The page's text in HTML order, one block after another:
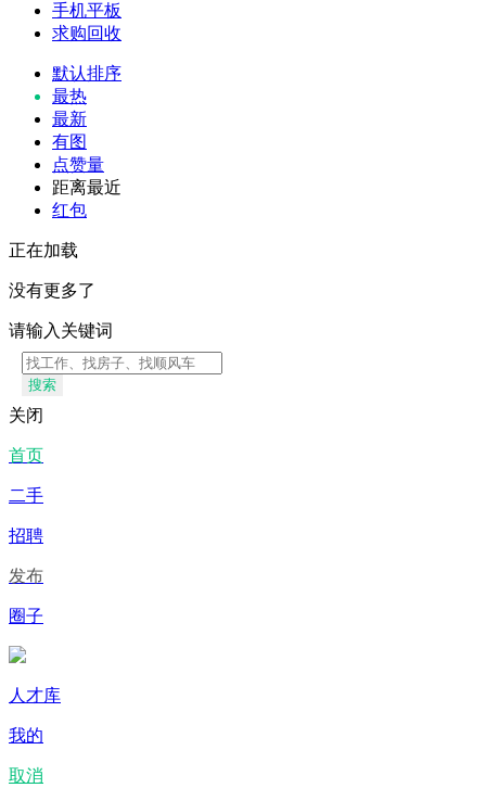
手机平板
求购回收
默认排序
最热
最新
有图
点赞量
距离最近
红包
正在加载
没有更多了
请输入关键词
搜索
关闭
首页
二手
招聘
发布
圈子
人才库
我的
取消